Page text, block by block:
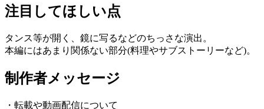
注目してほしい点
タンス等が開く、鏡に写るなどのちっさな演出。
本編にはあまり関係ない部分(料理やサブストーリーなど)。
制作者メッセージ
・転載や動画配信について